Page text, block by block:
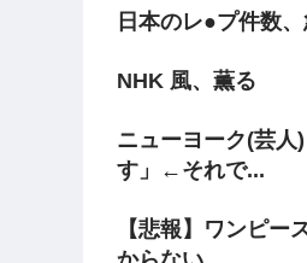
日本のレ●プ件数
NHK 風、薫る
ニューヨーク(芸人
す」←それで...
【悲報】ワンピ